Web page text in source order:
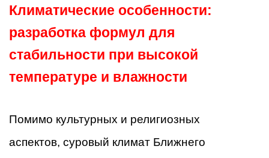
Климатические особенности:
разработка формул для
стабильности при высокой
температуре и влажности
Помимо культурных и религиозных
аспектов, суровый климат Ближнего